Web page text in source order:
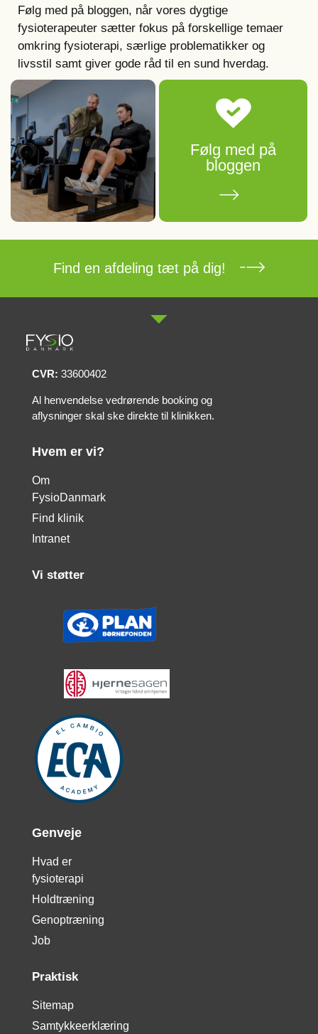
Følg med på bloggen, når vores dygtige
fysioterapeuter sætter fokus på forskellige temaer
omkring fysioterapi, særlige problematikker og
livsstil samt giver gode råd til en sund hverdag.
Følg med på
bloggen
Find en afdeling tæt på dig!
CVR: 33600402
Al henvendelse vedrørende booking og
aflysninger skal ske direkte til klinikken.
Hvem er vi?
Om
FysioDanmark
Find klinik
Intranet
Vi støtter
Genveje
Hvad er
fysioterapi
Holdtræning
Genoptræning
Job
Praktisk
Sitemap
Samtykkeerklæring